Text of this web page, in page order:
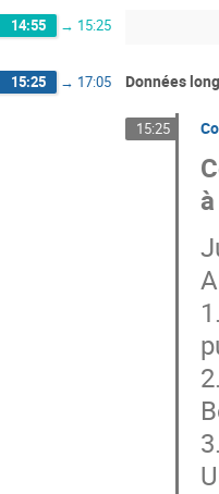
14:55 → 15:25
15:25 → 17:05 Données
15:25